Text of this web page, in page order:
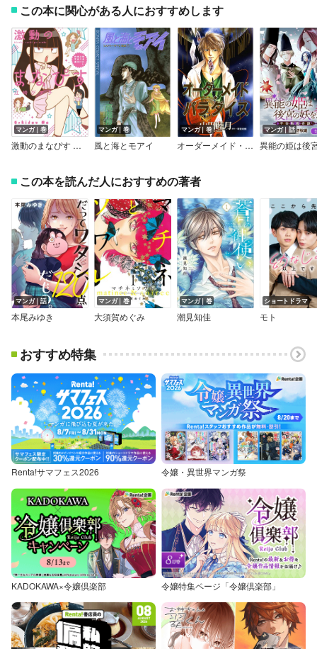
この本に関心がある人におすすめします
マンガ｜巻
激動のまなぴす 生きたいように生きる女子道
マンガ｜巻
風と海とモアイ
マンガ｜巻
オーダーメイド・パラダイス
マンガ｜話
この本を読んだ人におすすめの著者
マンガ｜話
本尾みゆき
マンガ｜巻
大須賀めぐみ
マンガ｜巻
潮見知佳
ショートドラマ
モト
おすすめ特集
Renta!サマフェス2026 令嬢・異世界マンガ祭
KADOKAWA×令嬢倶楽部 令嬢特集ページ「令嬢倶楽部」